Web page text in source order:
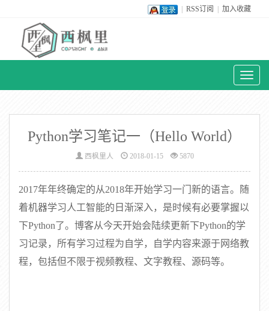
RSS订阅 加入收藏
Toggle
Python学习笔记一（Hello World）
西枫里人 2018-01-15 5870
2017年年终确定的从2018年开始学习一门新的语言。随
着机器学习人工智能的日渐深入，是时候有必要掌握以
下Python了。博客从今天开始会陆续更新下Python的学
习记录，所有学习过程为自学，自学内容来源于网络教
程，包括但不限于视频教程、文字教程、源码等。